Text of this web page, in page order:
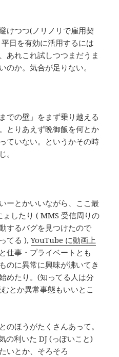
けつつ(ノリノリで雇用契
日を有効に活用するには
あれこれ試しつつまだうま
のか。気合が足りない。
での壁」をまず乗り越える
とりあえず晩御飯を何とか
ていない。というかその時
。
ーとかいいながら、ここ最
したり ( MMS 受信周りの
するバグを見つけたので
てる ),YouTube に動画上
仕事・プライベートとも
のに異常に興味が沸いてき
めたり。(知ってる人は分
とか異常事態もいいとこ
のほうがたくさんあって。
の利いた DJ (っぽいこと)
いとか、そろそろ